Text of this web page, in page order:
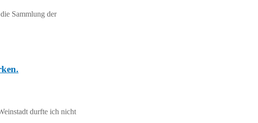
Sammlung der
durfte ich nicht